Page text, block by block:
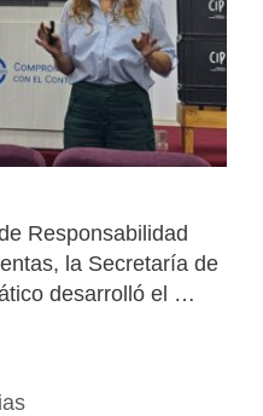
Responsabilidad
la Secretaría de
desarrolló el …